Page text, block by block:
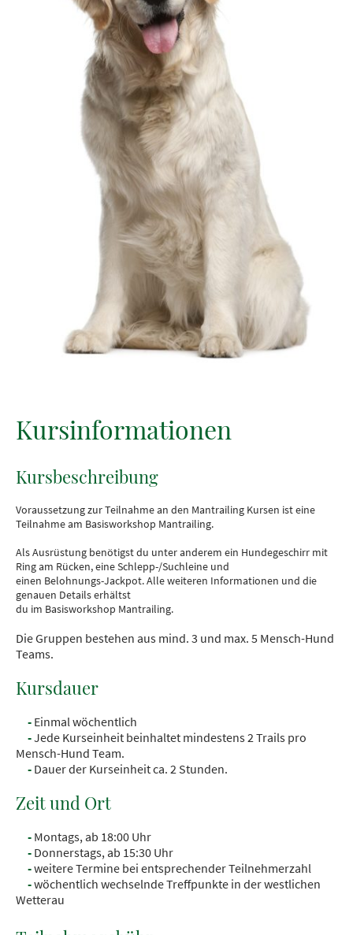
Kursinformationen
Kursbeschreibung
Voraussetzung zur Teilnahme an den Mantrailing Kursen ist eine
Teilnahme am Basisworkshop Mantrailing.
Als Ausrüstung benötigst du unter anderem ein Hundegeschirr mit
Ring am Rücken, eine Schlepp-/Suchleine und
einen Belohnungs-Jackpot. Alle weiteren Informationen und die
genauen Details erhältst
du im Basisworkshop Mantrailing.
Die Gruppen bestehen aus mind. 3 und max. 5 Mensch-Hund
Teams.
Kursdauer
- Einmal wöchentlich
-Jede Kurseinheit beinhaltet mindestens 2 Trails pro
Mensch-Hund Team.
- Dauer der Kurseinheit ca. 2 Stunden.
Zeit und Ort
- Montags, ab 18:00 Uhr
- Donnerstags, ab 15:30 Uhr
-weitere Termine bei entsprechender Teilnehmerzahl
-wöchentlich wechselnde Treffpunkte in der westlichen
Wetterau